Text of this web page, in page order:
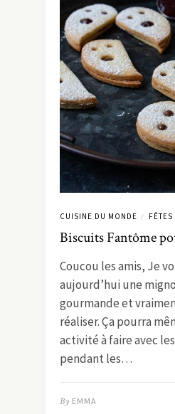
CUISINE DU MONDE / FÊTES
Biscuits Fantôme
Coucou les amis, Je
aujourd’hui une
gourmande et
réaliser. Ça pourra
activité à faire avec
pendant les…
By EMMA